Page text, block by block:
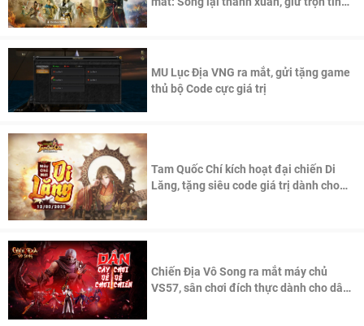
MU Lục Địa VNG ra mắt, gửi tặng game
thủ bộ Code cực giá trị
Tam Quốc Chí kích hoạt đại chiến Di
Lăng, tặng siêu code giá trị dành cho
Chiến Địa Vô Song ra mắt máy chủ
VS57, sân chơi đích thực dành cho dân